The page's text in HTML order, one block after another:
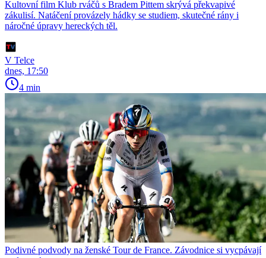
Kultovní film Klub rváčů s Bradem Pittem skrývá překvapivé
zákulisí. Natáčení provázely hádky se studiem, skutečné rány i
náročné úpravy hereckých těl.
V Telce
dnes, 17:50
4 min
Podivné podvody na ženské Tour de France. Závodnice si vycpávají